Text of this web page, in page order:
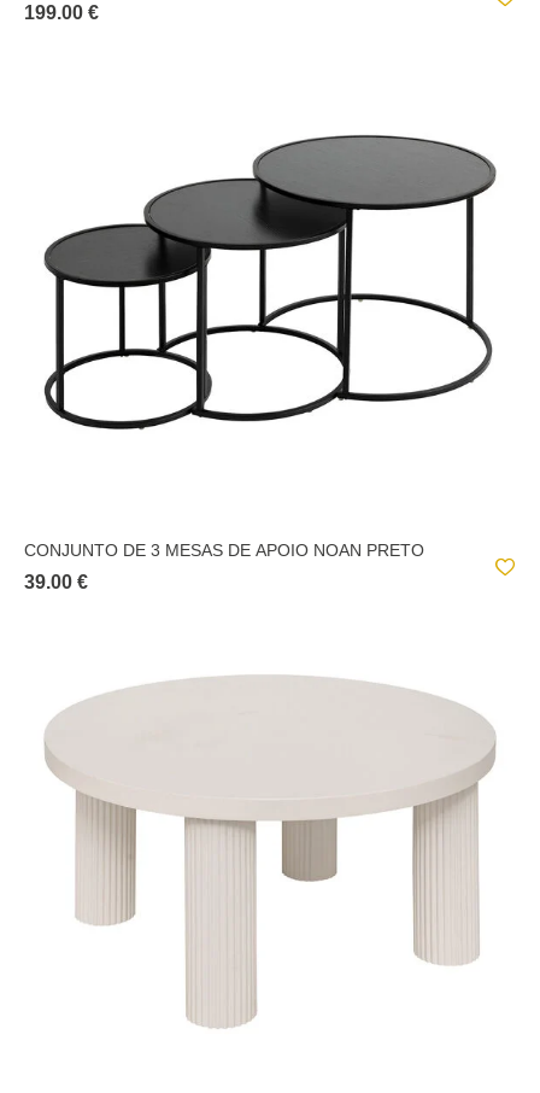
199.00 €
CONJUNTO DE 3 MESAS DE APOIO NOAN PRETO
39.00 €